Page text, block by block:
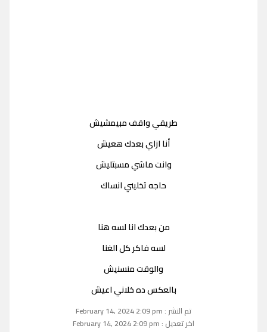
طريقي واقف مبيمشيش
أنا ازاي بعدك هعيش
وانت ماشي مسبتليش
حاجه تخليني انساك
من بعدك انا لسه هنا
لسه فاكر كل الغنا
والوقت منسنيش
بالعكس ده خلاني اعيش
تم النشر : February 14, 2024 2:09 pm
اخر تعديل : February 14, 2024 2:09 pm